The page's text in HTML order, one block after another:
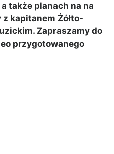
także planach na na
kapitanem Żółto-
Zapraszamy do
przygotowanego